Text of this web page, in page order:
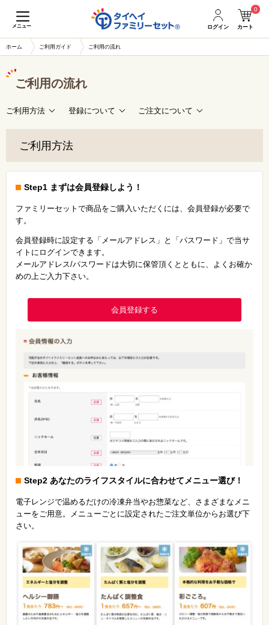
メニュー ログイン カート
0
ホーム ご利用ガイド ご利用の流れ
ご利用の流れ
ご利用方法 登録について ご注文について
ご利用方法
Step1 まずは会員登録しよう！
ファミリーセットで商品をご購入いただくには、会員登録が必要で
す。
会員登録時に設定する「メールアドレス」と「パスワード」で当サ
イトにログインできます。
メールアドレス/パスワードは大切に保管頂くとともに、よくお確か
めの上ご入力下さい。
会員登録する
Step2 あなたのライフスタイルに合わせてメニュー選び！
電子レンジで温めるだけの冷凍弁当やお惣菜など、さまざまなメニ
ューをご用意。メニューごとに設定されたご注文単位からお選び下
さい。